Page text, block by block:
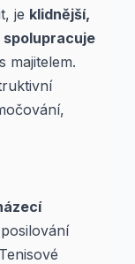
je klidnější,
spolupracuje
majitelem.